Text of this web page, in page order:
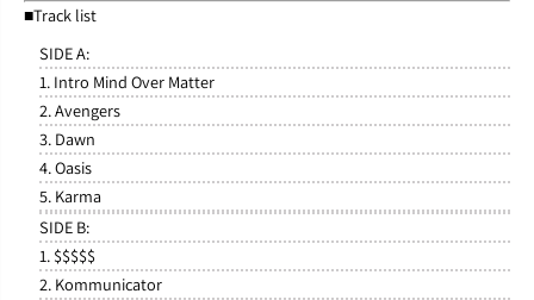
■Track list
SIDE A:
1. Intro Mind Over Matter
2. Avengers
3. Dawn
4. Oasis
5. Karma
SIDE B:
1. $$$$$
2. Kommunicator